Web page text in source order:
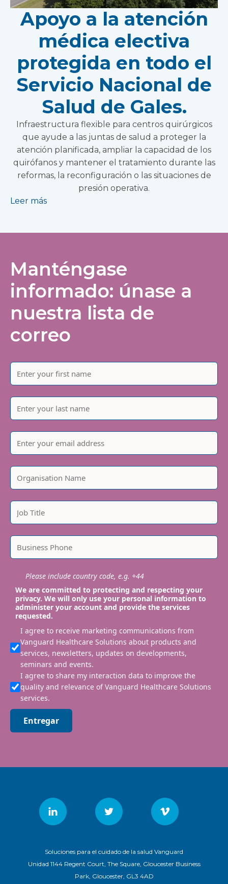
Apoyo a la atención
médica electiva
protegida en todo el
Servicio Nacional de
Salud de Gales.
Infraestructura flexible para centros quirúrgicos
que ayude a las juntas de salud a proteger la
atención planificada, ampliar la capacidad de los
quirófanos y mantener el tratamiento durante las
reformas, la reconfiguración o las situaciones de
presión operativa.
Leer más
Manténgase
informado: únase a
nuestra lista de
correo
Please include country code, e.g. +44
We are committed to protecting and respecting your
privacy. We will only use your personal information to
administer your account and provide the services
requested.
I agree to receive marketing communications from
Vanguard Healthcare Solutions about products and
services, newsletters, updates on developments,
seminars and events.
I agree to share my interaction data to improve the
quality and relevance of Vanguard Healthcare Solutions
services.
Entregar
Soluciones para el cuidado de la salud Vanguard
Unidad 1144 Regent Court, The Square, Gloucester Business
Park, Gloucester, GL3 4AD